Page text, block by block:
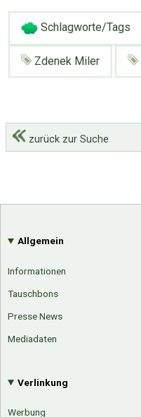
Schlagworte/Tags
Zdenek Miler
zurück zur Suche
Allgemein
Informationen
Tauschbons
Presse News
Mediadaten
Verlinkung
Werbung